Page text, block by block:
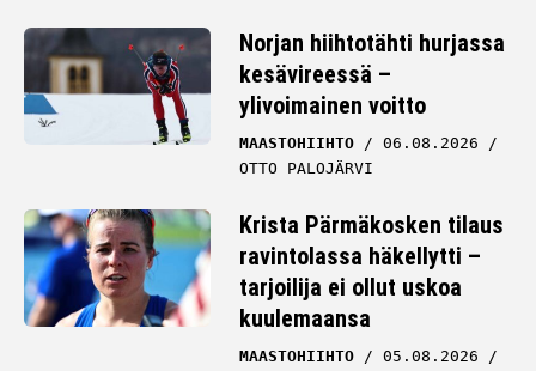
Norjan hiihtotähti hurjassa
kesävireessä –
ylivoimainen voitto
MAASTOHIIHTO
06.08.2026
OTTO PALOJÄRVI
Krista Pärmäkosken tilaus
ravintolassa häkellytti –
tarjoilija ei ollut uskoa
kuulemaansa
MAASTOHIIHTO
05.08.2026